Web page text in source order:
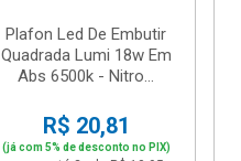
Plafon Led De Embutir
Quadrada Lumi 18w Em
Abs 6500k - Nitro...
R$ 20,81
(já com 5% de desconto no PIX)